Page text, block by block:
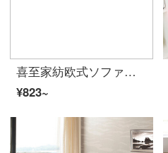
喜至家紡欧式ソファクッションセット四季通用純コットン布芸組合ソファ·カバーカバー冬の滑り止めに厚い丸太を加えた丸太の窓枠にマットレスを敷いた玉蜀黍フルネシングルポジション90~180 cm
¥823~